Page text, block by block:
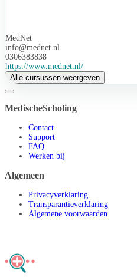
MedNet
info@mednet.nl
0306383838
https://www.mednet.nl/
Alle cursussen weergeven
MedischeScholing
Contact
Support
FAQ
Werken bij
Algemeen
Privacyverklaring
Transparantieverklaring
Algemene voorwaarden